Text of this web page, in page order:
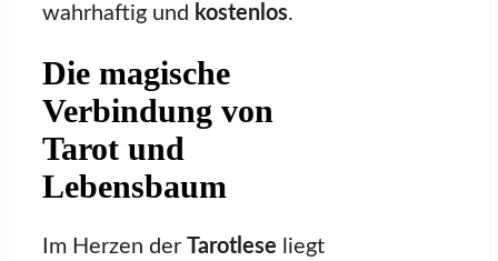
wahrhaftig und kostenlos.
Die magische
Verbindung von
Tarot und
Lebensbaum
Im Herzen der Tarotlese liegt